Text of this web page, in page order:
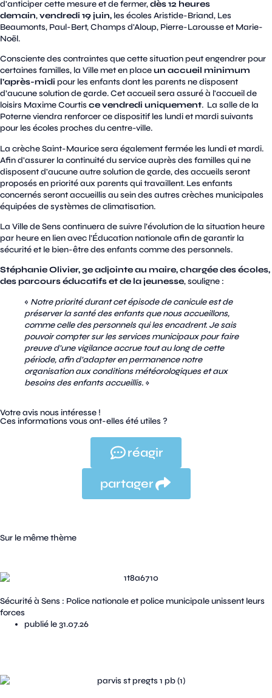
d'anticiper cette mesure et de fermer,dès 12 heures
demain,vendredi 19 juin, les écoles Aristide-Briand, Les
Beaumonts, Paul-Bert, Champs d'Aloup, Pierre-Larousse et Marie-
Noël.
Consciente des contraintes que cette situation peut engendrer pour
certaines familles, la Ville met en placeun accueil minimum
l’après-midi pour les enfants dont les parents ne disposent
d’aucune solution de garde. Cet accueil sera assuré à l'accueil de
loisirs Maxime Courtisce vendredi uniquement. La salle de la
Poterne viendra renforcer ce dispositif les lundi et mardi suivants
pour les écoles proches du centre-ville.
La crèche Saint-Maurice sera également fermée les lundi et mardi.
Afin d'assurer la continuité du service auprès des familles qui ne
disposent d'aucune autre solution de garde, des accueils seront
proposés en priorité aux parents qui travaillent. Les enfants
concernés seront accueillis au sein des autres crèches municipales
équipées de systèmes de climatisation.
La Ville de Sens continuera de suivre l’évolution de la situation heure
par heure en lien avec l’Éducation nationale afin de garantir la
sécurité et le bien-être des enfants comme des personnels.
Stéphanie Olivier, 3e adjointe au maire, chargée des écoles,
des parcours éducatifs et de la jeunesse, souligne :
« Notre priorité durant cet épisode de canicule est de
préserver la santé des enfants que nous accueillons,
comme celle des personnels qui les encadrent. Je sais
pouvoir compter sur les services municipaux pour faire
preuve d’une vigilance accrue tout au long de cette
période, afin d’adapter en permanence notre
organisation aux conditions météorologiques et aux
besoins des enfants accueillis. »
Votre avis nous intéresse !
Ces informations vous ont-elles été utiles ?
réagir
partager
Sur le même thème
Sécurité à Sens : Police nationale et police municipale unissent leurs
forces
publié le 31.07.26